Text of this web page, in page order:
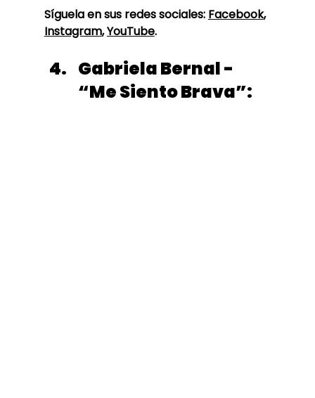
Síguela en sus redes sociales: Facebook,
Instagram, YouTube.
Gabriela Bernal -
“Me Siento Brava”: